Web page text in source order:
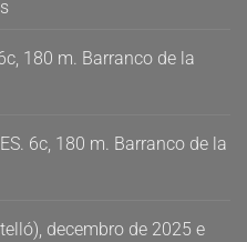
180 m. Barranco de la
6c, 180 m. Barranco de la
decembro de 2025 e